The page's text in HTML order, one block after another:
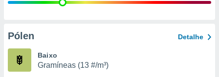
Pólen Detalhe
Baixo
Gramíneas (13 #/m³)